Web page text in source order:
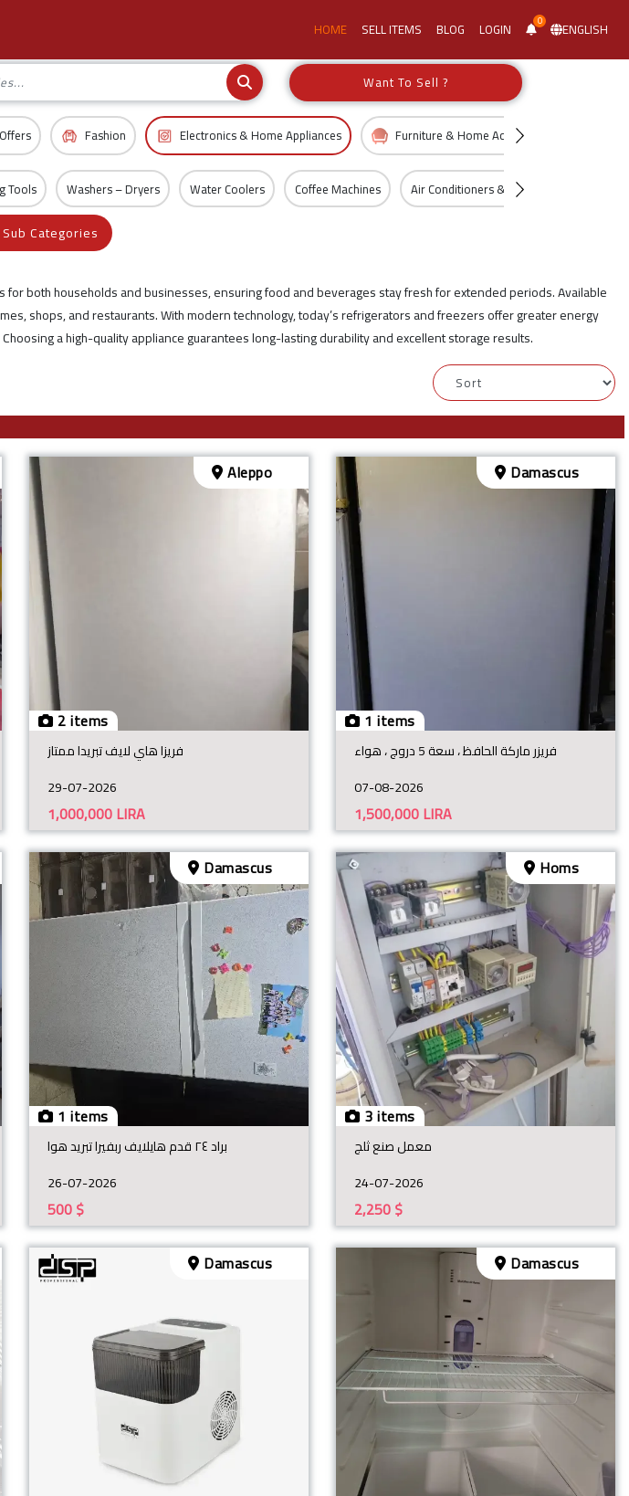
HOME SELL ITEMS BLOG LOGIN 0 ENGLISH
Want To Sell ?
Offers Fashion Electronics & Home Appliances Furniture & Home Accessories
Tools Washers – Dryers Water Coolers Coffee Machines Air Conditioners & Fans
Categories
both households and businesses, ensuring food and beverages stay fresh for extended periods. Available
shops, and restaurants. With modern technology, today’s refrigerators and freezers offer greater energy
a high-quality appliance guarantees long-lasting durability and excellent storage results.
2 items
Aleppo
فريزا هاي لايف تبريدا ممتاز
29-07-2026
LIRA
1,000,000
1 items
Damascus
فريزر ماركة الحافظ ، سعة 5 دروج ، هواء
07-08-2026
LIRA
1,500,000
1 items
Damascus
براد ٢٤ قدم هايلايف ربفيرا تبريد هوا
26-07-2026
$
500
3 items
Homs
معمل صنع ثلج
24-07-2026
$
2,250
Damascus Damascus